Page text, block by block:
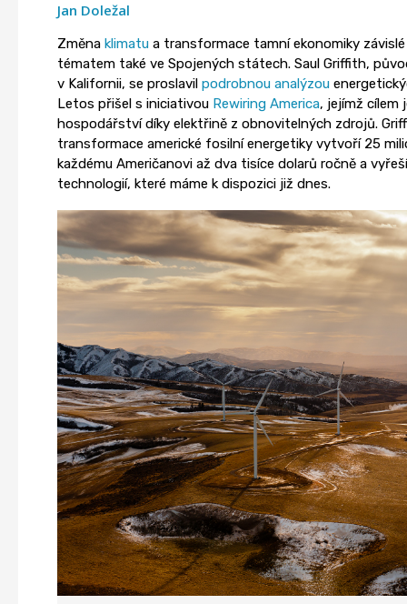
Jan Doležal
Změnaklimatu a transformace tamní ekonomiky
tématem také ve Spojených státech. Saul Griffith,
v Kalifornii, se proslavilpodrobnou analýzou
Letos přišel s iniciativou Rewiring America, jejímž cílem
hospodářství díky elektřině z obnovitelných zdrojů.
transformace americké fosilní energetiky vytvoří 25
každému Američanovi až dva tisíce dolarů ročně a
technologií, které máme k dispozici již dnes.